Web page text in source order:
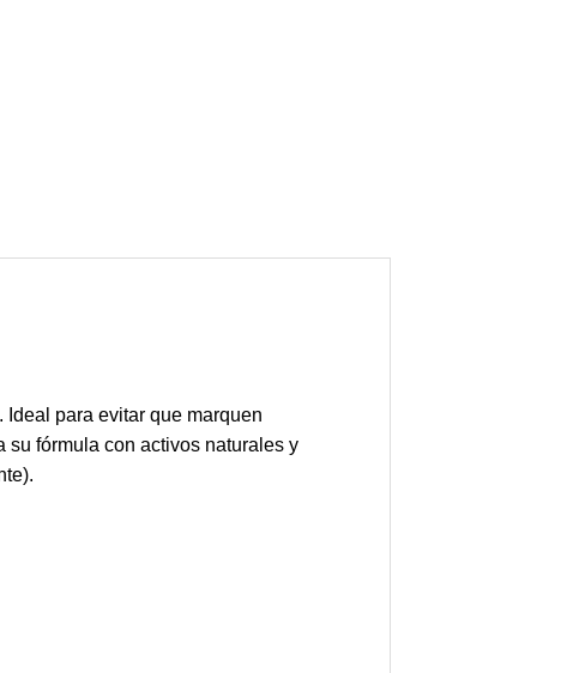
para evitar que marquen
su fórmula con activos naturales y